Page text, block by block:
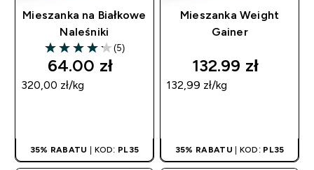
Mieszanka na Białkowe
Naleśniki
4.2 out of 5 stars
(5)
64.00 zł‎
320,00 zł‎/kg
35% RABATU | KOD: PL35
Mieszanka Weight
Gainer
132.99 zł‎
132,99 zł‎/kg
35% RABATU | KOD: PL35